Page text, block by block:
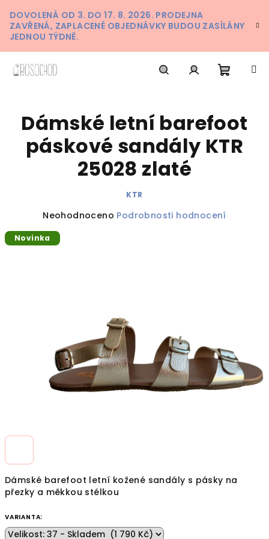
na
obsah
DOVOLENÁ OD 3. DO 17. 8. 2026. PRODEJNA
ZAVŘENÁ, ZAPLACENÉ OBJEDNÁVKY BUDOU ZASÍLÁNY
JEDNOU TÝDNĚ.
košík
Dámské barefoot letní kožené sandály s pásky na
přezky a měkkou stélkou
VARIANTA:
Dámské letní barefoot
páskové sandály KTR
25028 zlaté
KTR
Průměrné
produktu
Neohodnoceno Podrobnosti hodnocení
Novinka